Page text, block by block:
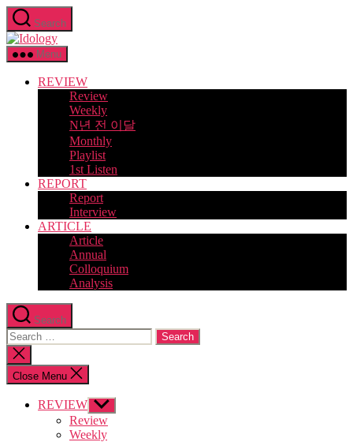
Skip
to
the
content
Search
Idology
Menu
REVIEW
Review
Weekly
N년 전 이달
Monthly
Playlist
1st Listen
REPORT
Report
Interview
ARTICLE
Article
Annual
Colloquium
Analysis
Search
Search
for:
Close
search
Close Menu
REVIEW Show
sub
menu
Review
Weekly